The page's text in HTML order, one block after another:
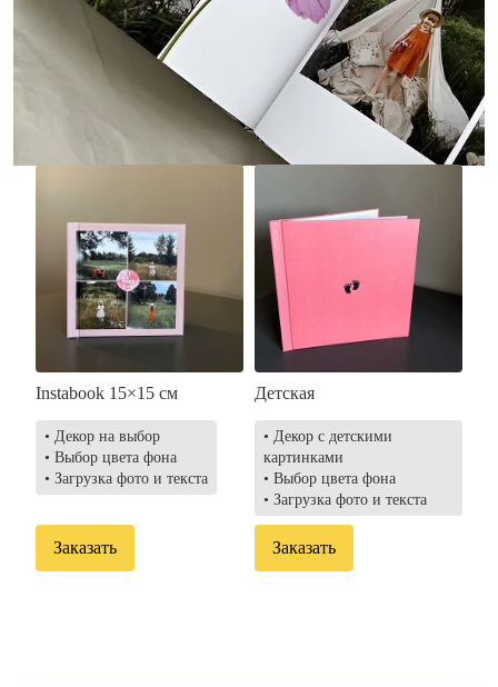
• Выбор цвета фона
• Загрузка фото и текста
акварельных красок
• Выбор цвета фона
• Загрузка фото и текста
Instabook 15×15 см
• Декор на выбор
• Выбор цвета фона
• Загрузка фото и текста
Заказать
Детская
• Декор с детскими
картинками
• Выбор цвета фона
• Загрузка фото и текста
Заказать